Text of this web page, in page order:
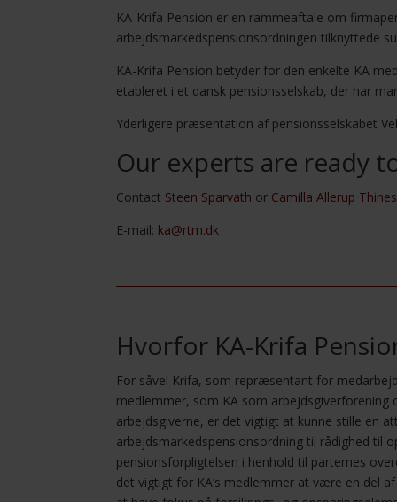
KA-Krifa Pension er en rammeaftale om
arbejdsmarkedspensionsordningen tilknyttede
KA-Krifa Pension betyder for den enkelte KA
etableret i et dansk pensionsselskab, der har
Yderligere præsentation af pensionsselskabet
Our experts are ready
Contact Steen Sparvath or Camilla Allerup
E-mail: ka@rtm.dk
Hvorfor KA-Krifa
For såvel Krifa, som repræsentant for
medlemmer, som KA som
arbejdsgiverne, er det vigtigt at kunne stille en
arbejdsmarkedspensionsordning til rådighed til
pensionsforpligtelsen i henhold til parternes
det vigtigt for KA’s medlemmer at være en del